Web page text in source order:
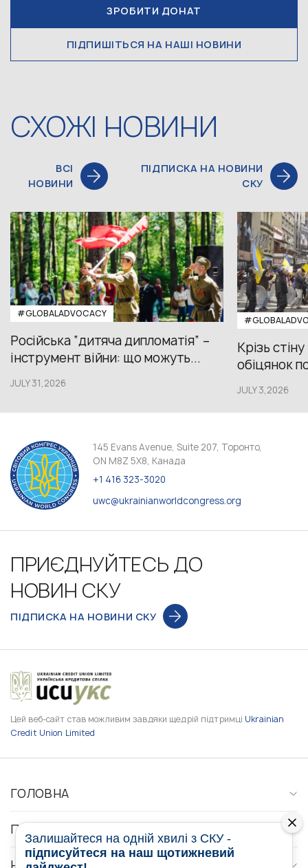
ЗРОБИТИ ДОНАТ
ПІДПИШІТЬСЯ НА НАШІ НОВИНИ
СХОЖІ НОВИНИ
ВСІ
НОВИНИ
ПІДПИСКА НА НОВИНИ
СКУ
#GLOBALADVOCACY
Російська “дитяча дипломатія” –
інструмент війни: що можуть...
JULY 31,2026
Крізь
обіцянок
JULY 3,2026
145 Evans Avenue, Suite 207, Торонто,
ON M8Z 5X8, Канада
+1 416 323-3020
uwc@ukrainianworldcongress.org
ПРИЄДНУЙТЕСЬ ДО
НОВИН СКУ
ПІДПИСКА НА НОВИНИ СКУ
Цей веб-сайт став можливим завдяки щедрій підтримці Ukrainian
Credit Union Limited
ГОЛОВНА
ПРО НАС
Залишайтеся на одній хвилі з СКУ -
підписуйтеся на наш щотижневий